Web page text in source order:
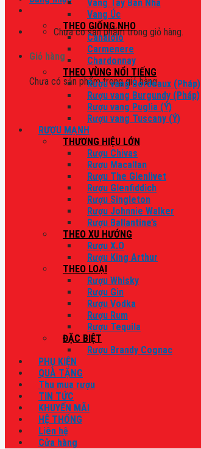
Chưa có sản phẩm trong giỏ hàng.
Giỏ hàng
Chưa có sản phẩm trong giỏ hàng.
Vang Tây Ban Nha
Vang Úc
THEO GIỐNG NHO
Canaiolo
Carmenere
Chardonnay
THEO VÙNG NỔI TIẾNG
Rượu vang Bordeaux (Pháp)
Rượu vang Burgundy (Pháp)
Rượu vang Puglia (Ý)
Rượu vang Tuscany (Ý)
RƯỢU MẠNH
THƯƠNG HIỆU LỚN
Rượu Chivas
Rượu Macallan
Rượu The Glenlivet
Rượu Glenfiddich
Rượu Singleton
Rượu Johnnie Walker
Rượu Ballantine’s
THEO XU HƯỚNG
Rượu X.O
Rượu King Arthur
THEO LOẠI
Rượu Whisky
Rượu Gin
Rượu Vodka
Rượu Rum
Rượu Tequila
ĐẶC BIỆT
Rượu Brandy Cognac
PHỤ KIỆN
QUÀ TẶNG
Thu mua rượu
TIN TỨC
KHUYẾN MÃI
HỆ THỐNG
Liên hệ
Cửa hàng